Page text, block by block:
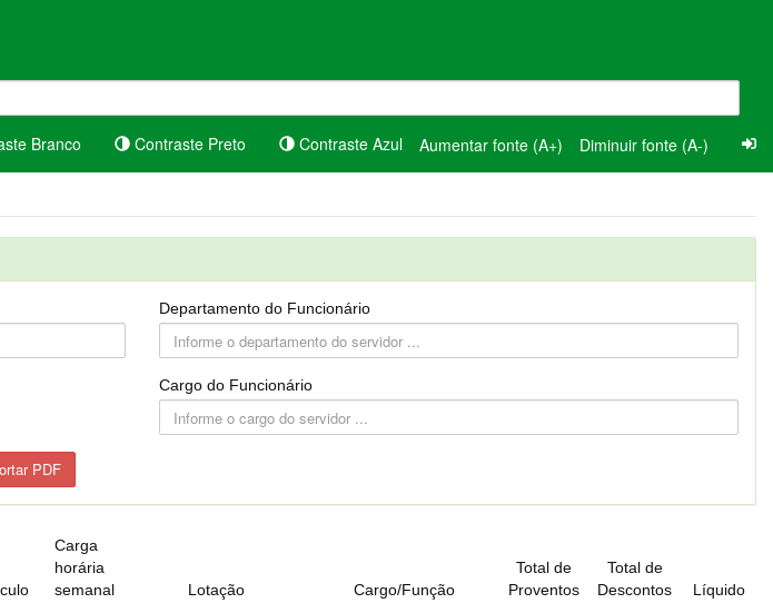
Branco Contraste Preto Contraste Azul Aumentar fonte (A+) Diminuir fonte (A-)
Departamento do Funcionário
Cargo do Funcionário
PDF
Carga
horária
semanal
Lotação Cargo/Função
Total de
Proventos
Total de
Descontos
Líquido